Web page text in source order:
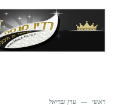
ראשי — עדן גבריאל